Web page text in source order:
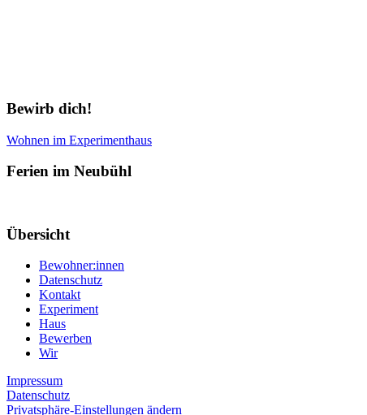
Bewirb dich!
Wohnen im Experimenthaus
Ferien im Neubühl
Übersicht
Bewohner:innen
Datenschutz
Kontakt
Experiment
Haus
Bewerben
Wir
Impressum
Datenschutz
Privatsphäre-Einstellungen ändern